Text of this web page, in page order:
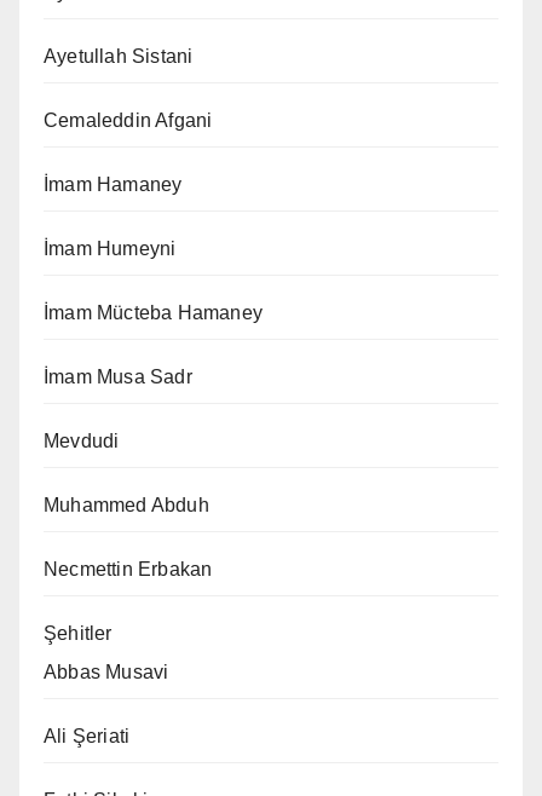
Ayetullah Sistani
Cemaleddin Afgani
İmam Hamaney
İmam Humeyni
İmam Mücteba Hamaney
İmam Musa Sadr
Mevdudi
Muhammed Abduh
Necmettin Erbakan
Şehitler
Abbas Musavi
Ali Şeriati